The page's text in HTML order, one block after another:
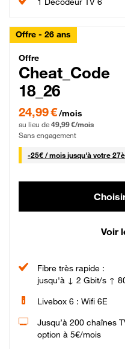
Offre - 26 ans
Cheat_Code
Offre
Cheat_Code
18_26
24,99 € par mois pendant 0
24,99 €/mois
au lieu de 49,99 €/mois
Sans engagement
-25€ / mois25 € par mois
jusqu'à votre
Voir
Fibre très rapide :
jusqu'à ↓ 2 Gbit/s ↑
Livebox 6 : Wifi 6E
Jusqu’à 200 chaînes
option à 5€/mois